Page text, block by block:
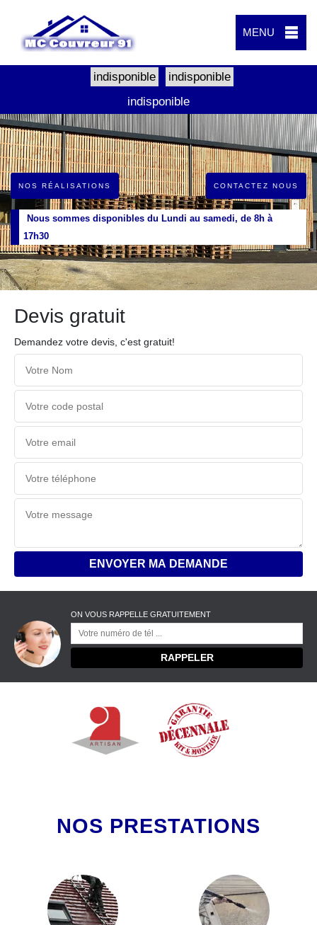
MENU
indisponible
indisponible
indisponible
NOS RÉALISATIONS CONTACTEZ NOUS
Nous sommes disponibles du Lundi au samedi, de 8h à
17h30
Devis gratuit
Demandez votre devis, c'est gratuit!
ON VOUS RAPPELLE GRATUITEMENT
NOS PRESTATIONS